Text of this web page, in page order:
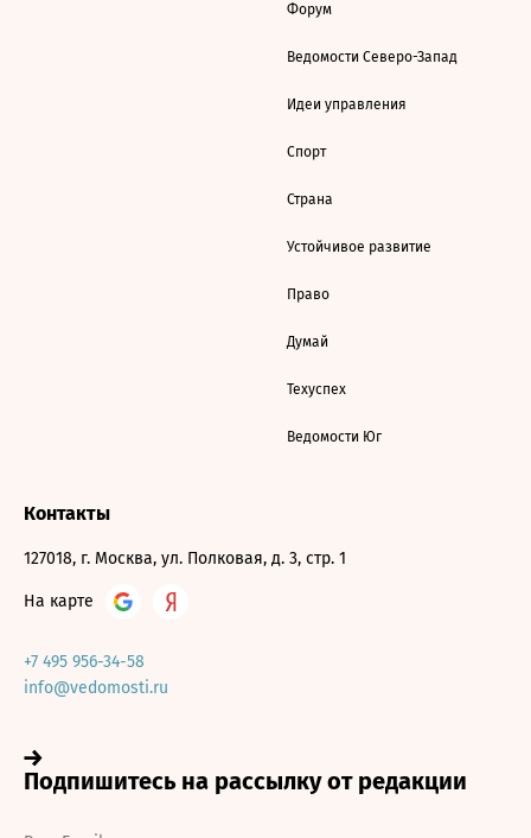
Форум
Ведомости Северо-Запад
Идеи управления
Спорт
Страна
Устойчивое развитие
Право
Думай
Техуспех
Ведомости Юг
Контакты
127018, г. Москва, ул. Полковая, д. 3, стр. 1
На карте
+7 495 956-34-58
info@vedomosti.ru